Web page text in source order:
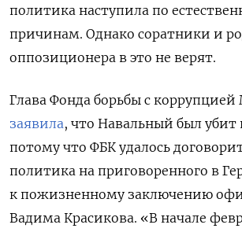
политика наступила по
причинам. Однако соратники и
оппозиционера в это не верят.
Глава Фонда борьбы с
заявила, что Навальный был убит
потому что ФБК удалось
политика на приговоренного в
к пожизненному заключению
Вадима Красикова. «В начале